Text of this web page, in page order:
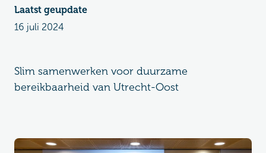
Laatst geupdate
16 juli 2024
Slim samenwerken voor duurzame
bereikbaarheid van Utrecht-Oost